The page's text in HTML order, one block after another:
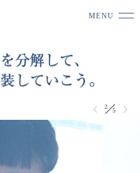
MENU
2/5